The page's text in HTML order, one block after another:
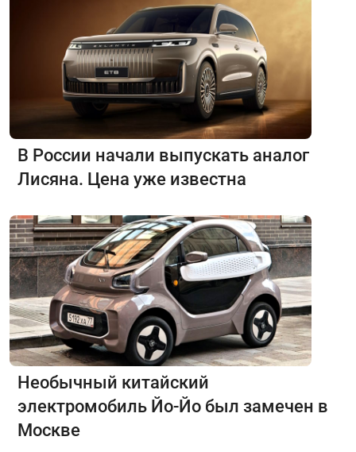
В России начали выпускать аналог
Лисяна. Цена уже известна
Необычный китайский
электромобиль Йо-Йо был замечен в
Москве